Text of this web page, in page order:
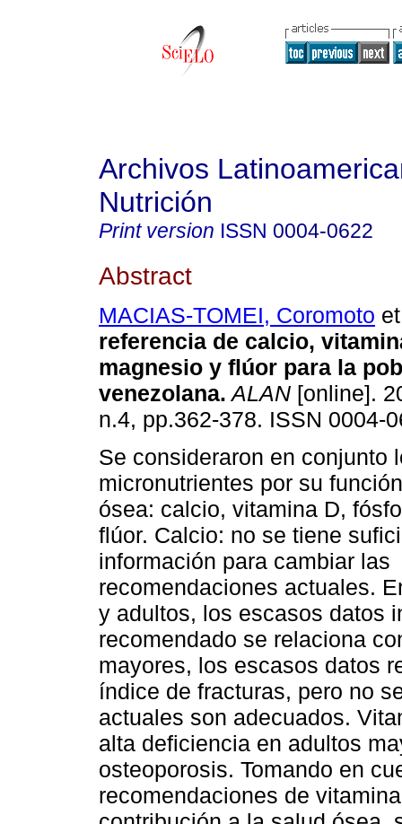
Archivos
Nutrición
Print version ISSN 0004-0622
Abstract
MACIAS-TOMEI, Coromoto
referencia de calcio,
magnesio y flúor para la
venezolana. ALAN [online].
n.4, pp.362-378. ISSN 0004-
Se consideraron en conjunto
micronutrientes por su
ósea: calcio, vitamina D,
flúor. Calcio: no se tiene
información para cambiar las
recomendaciones actuales.
y adultos, los escasos datos
recomendado se relaciona
mayores, los escasos datos
índice de fracturas, pero no
actuales son adecuados.
alta deficiencia en adultos
osteoporosis. Tomando en
recomendaciones de